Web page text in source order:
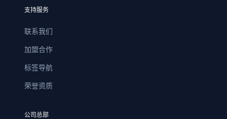
支持服务
联系我们
加盟合作
标签导航
荣誉资质
公司总部